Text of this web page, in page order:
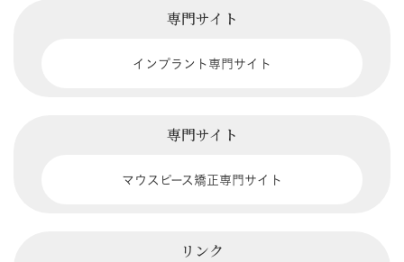
専門サイト
インプラント専門サイト
専門サイト
マウスピース矯正専門サイト
リンク